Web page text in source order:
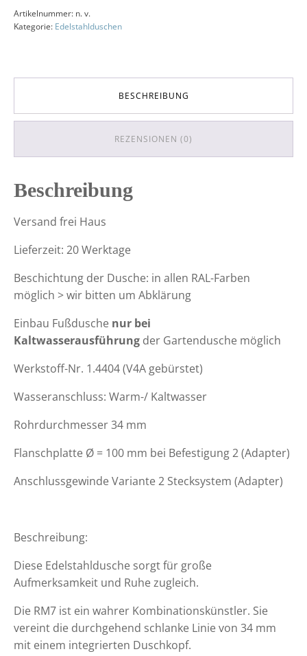
Artikelnummer: n. v.
Kategorie: Edelstahlduschen
BESCHREIBUNG
REZENSIONEN (0)
Beschreibung
Versand frei Haus
Lieferzeit: 20 Werktage
Beschichtung der Dusche: in allen RAL-Farben
möglich > wir bitten um Abklärung
Einbau Fußdusche nur bei
Kaltwasserausführung der Gartendusche möglich
Werkstoff-Nr. 1.4404 (V4A gebürstet)
Wasseranschluss: Warm-/ Kaltwasser
Rohrdurchmesser 34 mm
Flanschplatte Ø = 100 mm bei Befestigung 2 (Adapter)
Anschlussgewinde Variante 2 Stecksystem (Adapter)
Beschreibung:
Diese Edelstahldusche sorgt für große
Aufmerksamkeit und Ruhe zugleich.
Die RM7 ist ein wahrer Kombinationskünstler. Sie
vereint die durchgehend schlanke Linie von 34 mm
mit einem integrierten Duschkopf.